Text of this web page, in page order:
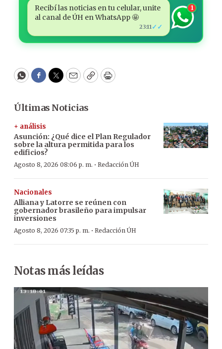
Recibí las noticias en tu celular, unite
al canal de ÚH en WhatsApp 🤩
23:11✓✓
1
WhatsApp
Facebook
Twitter
EmailCopyPrint
Últimas Noticias
+ análisis
Asunción: ¿Qué dice el Plan Regulador
sobre la altura permitida para los
edificios?
Agosto 8, 2026 08:06 p. m. · Redacción ÚH
Nacionales
Alliana y Latorre se reúnen con
gobernador brasileño para impulsar
inversiones
Agosto 8, 2026 07:35 p. m. · Redacción ÚH
Notas más leídas